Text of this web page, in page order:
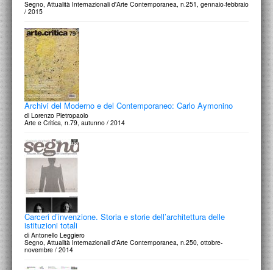
Segno, Attualità Internazionali d'Arte Contemporanea, n.251, gennaio-febbraio
/ 2015
Archivi del Moderno e del Contemporaneo: Carlo Aymonino
di Lorenzo Pietropaolo
Arte e Critica, n.79, autunno / 2014
Carceri d’invenzione. Storia e storie dell’architettura delle
istituzioni totali
di Antonello Leggiero
Segno, Attualità Internazionali d'Arte Contemporanea, n.250, ottobre-
novembre / 2014